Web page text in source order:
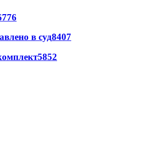
в суд8407
5852